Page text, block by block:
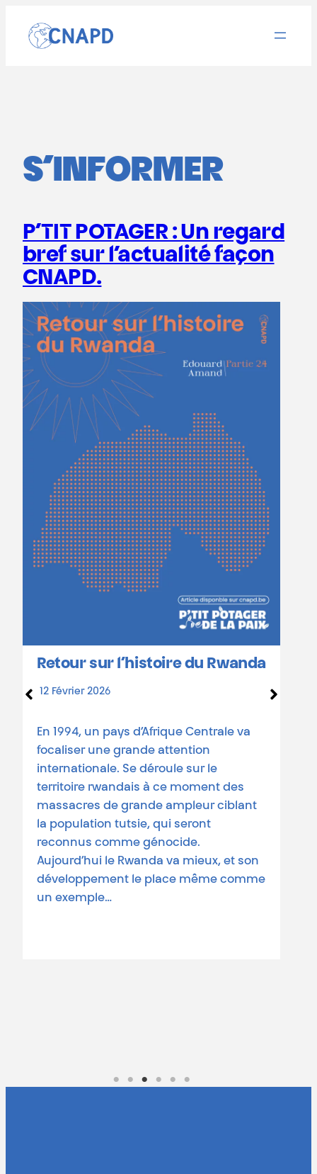
contenu
S’INFORMER
P’TIT POTAGER : Un regard
bref sur l’actualité façon
CNAPD.
Retour sur l’histoire du Rwanda
12 Février 2026
En 1994, un pays d’Afrique Centrale va
focaliser une grande attention
internationale. Se déroule sur le
territoire rwandais à ce moment des
massacres de grande ampleur ciblant
la population tutsie, qui seront
reconnus comme génocide.
Aujourd’hui le Rwanda va mieux, et son
développement le place même comme
un exemple…